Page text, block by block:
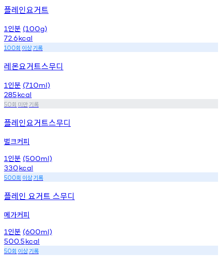
플레인요거트
1 인분 (100g)
72.6kcal
100회 이상기록
레몬요거트스무디
1 인분 (710ml)
285kcal
50회 미만기록
플레인요거트스무디
벌크커피
1 인분 (500ml)
330kcal
500회 이상기록
플레인 요거트 스무디
메가커피
1 인분 (600ml)
500.5kcal
50회 이상기록